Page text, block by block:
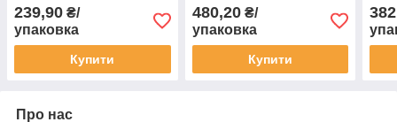
239,90 ₴/
упаковка
Купити
480,20₴/
упаковка
Купити
Про нас